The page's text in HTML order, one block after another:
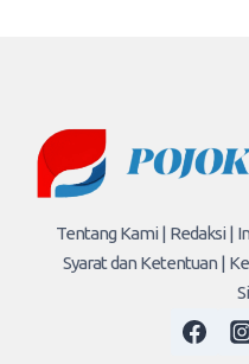
Tentang Kami | Redaksi |
Syarat dan Ketentuan |